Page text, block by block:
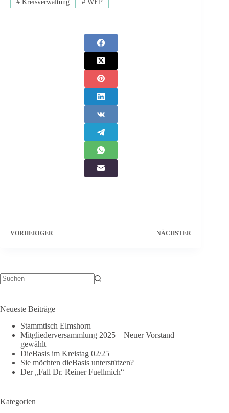
#Kreisverwaltung #WEP
VORHERIGER NÄCHSTER
Neueste Beiträge
Stammtisch Elmshorn
Mitgliederversammlung 2025 – Neuer Vorstand
gewählt
DieBasis im Kreistag 02/25
Sie möchten dieBasis unterstützen?
Der „Fall Dr. Reiner Fuellmich“
Kategorien